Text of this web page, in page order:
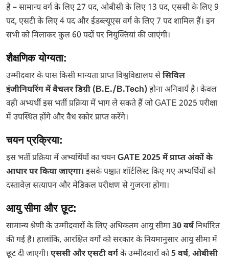
है – सामान्य वर्ग के लिए 27 पद, ओबीसी के लिए 13 पद, एससी के लिए 9
पद, एसटी के लिए 4 पद और ईडब्ल्यूएस वर्ग के लिए 7 पद शामिल हैं। इन
सभी को मिलाकर कुल 60 पदों पर नियुक्तियां की जाएंगी।
शैक्षणिक योग्यता:
उम्मीदवार के पास किसी मान्यता प्राप्त विश्वविद्यालय सेसिविल
इंजीनियरिंग में बैचलर डिग्री (B.E./B.Tech) होना अनिवार्य है। केवल
वही अभ्यर्थी इस भर्ती प्रक्रिया में भाग ले सकते हैं जो GATE 2025 परीक्षा
में उपस्थित होंगे और वैध स्कोर प्राप्त करेंगे।
चयन प्रक्रिया:
इस भर्ती प्रक्रिया में अभ्यर्थियों का चयनGATE 2025 में प्राप्त अंकों के
आधार पर किया जाएगा। इसके पश्चात शॉर्टलिस्ट किए गए अभ्यर्थियों को
दस्तावेज़ सत्यापन और मेडिकल परीक्षण से गुजरना होगा।
आयु सीमा और छूट:
सामान्य श्रेणी के उम्मीदवारों के लिए अधिकतम आयु सीमा30 वर्षनिर्धारित
की गई है। हालांकि, आरक्षित वर्गों को सरकार के नियमानुसार आयु सीमा में
छूट दी जाएगी। एससी और एसटी वर्गके उम्मीदवारों को5 वर्ष, ओबीसी